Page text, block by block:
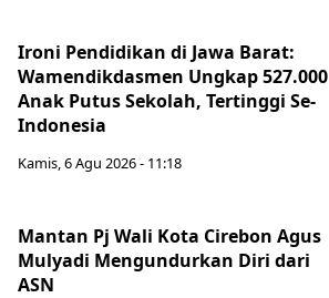
Ironi Pendidikan di Jawa Barat:
Wamendikdasmen Ungkap 527.000
Anak Putus Sekolah, Tertinggi Se-
Indonesia
Kamis, 6 Agu 2026 - 11:18
Mantan Pj Wali Kota Cirebon Agus
Mulyadi Mengundurkan Diri dari
ASN